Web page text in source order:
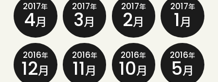
2017年
4月
2017年
3月
2017年
2月
2017年
1月
2016年
12月
2016年
11月
2016年
10月
2016年
5月